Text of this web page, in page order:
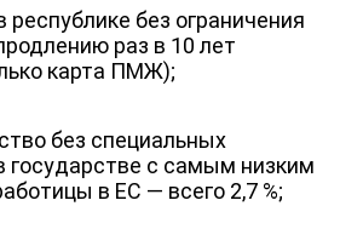
республике без ограничения
раз в 10 лет
карта ПМЖ);
без специальных
государстве с самым низким
в ЕС — всего 2,7 %;